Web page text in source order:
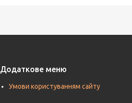
Додаткове меню
Умови користуванням сайту